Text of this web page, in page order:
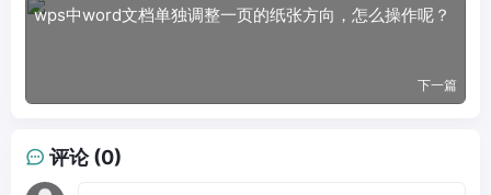
wps中word文档单独调整一页的纸张方向，怎么操作呢？
下一篇
评论 (0)